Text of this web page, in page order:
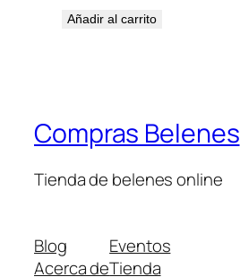
Añadir al carrito
Compras Belenes
Tienda de belenes online
Blog
Acerca de
Eventos
Tienda